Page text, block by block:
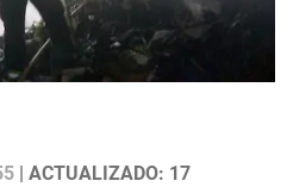
| ACTUALIZADO: 17